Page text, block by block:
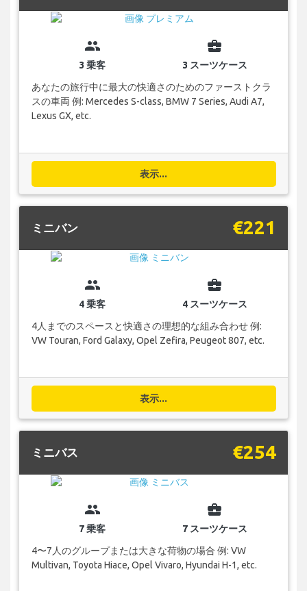
group
3 乗客
business_center
3 スーツケース
あなたの旅行中に最大の快適さのためのファーストクラ
スの車両 例: Mercedes S-class, BMW 7 Series, Audi A7,
Lexus GX, etc.
表示...
ミニバン €221
group
4 乗客
business_center
4 スーツケース
4人までのスペースと快適さの理想的な組み合わせ 例:
VW Touran, Ford Galaxy, Opel Zefira, Peugeot 807, etc.
表示...
ミニバス €254
group
7 乗客
business_center
7 スーツケース
4〜7人のグループまたは大きな荷物の場合 例: VW
Multivan, Toyota Hiace, Opel Vivaro, Hyundai H-1, etc.